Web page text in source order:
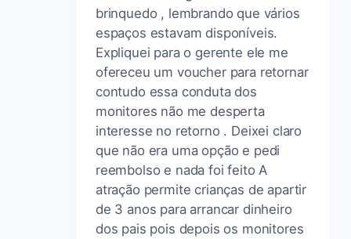
brinquedo , lembrando que vários
espaços estavam disponíveis.
Expliquei para o gerente ele me
ofereceu um voucher para retornar
contudo essa conduta dos
monitores não me desperta
interesse no retorno . Deixei claro
que não era uma opção e pedi
reembolso e nada foi feito A
atração permite crianças de apartir
de 3 anos para arrancar dinheiro
dos pais pois depois os monitores